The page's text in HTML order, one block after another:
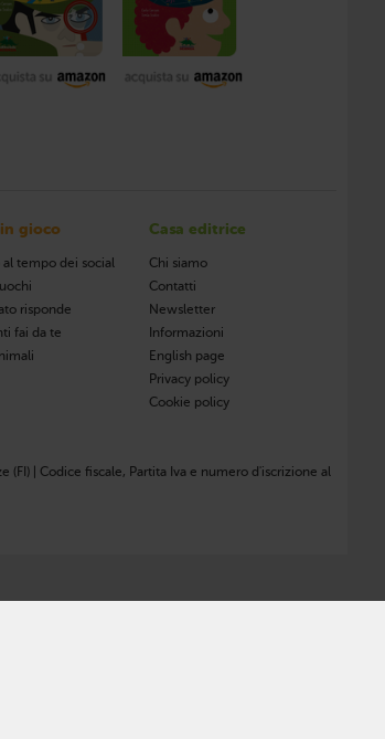
in gioco
al tempo dei social
risponde
fai da te
Casa editrice
Chi siamo
Contatti
Newsletter
Informazioni
English page
Privacy policy
Cookie policy
(FI) | Codice fiscale, Partita Iva e numero d'iscrizione al